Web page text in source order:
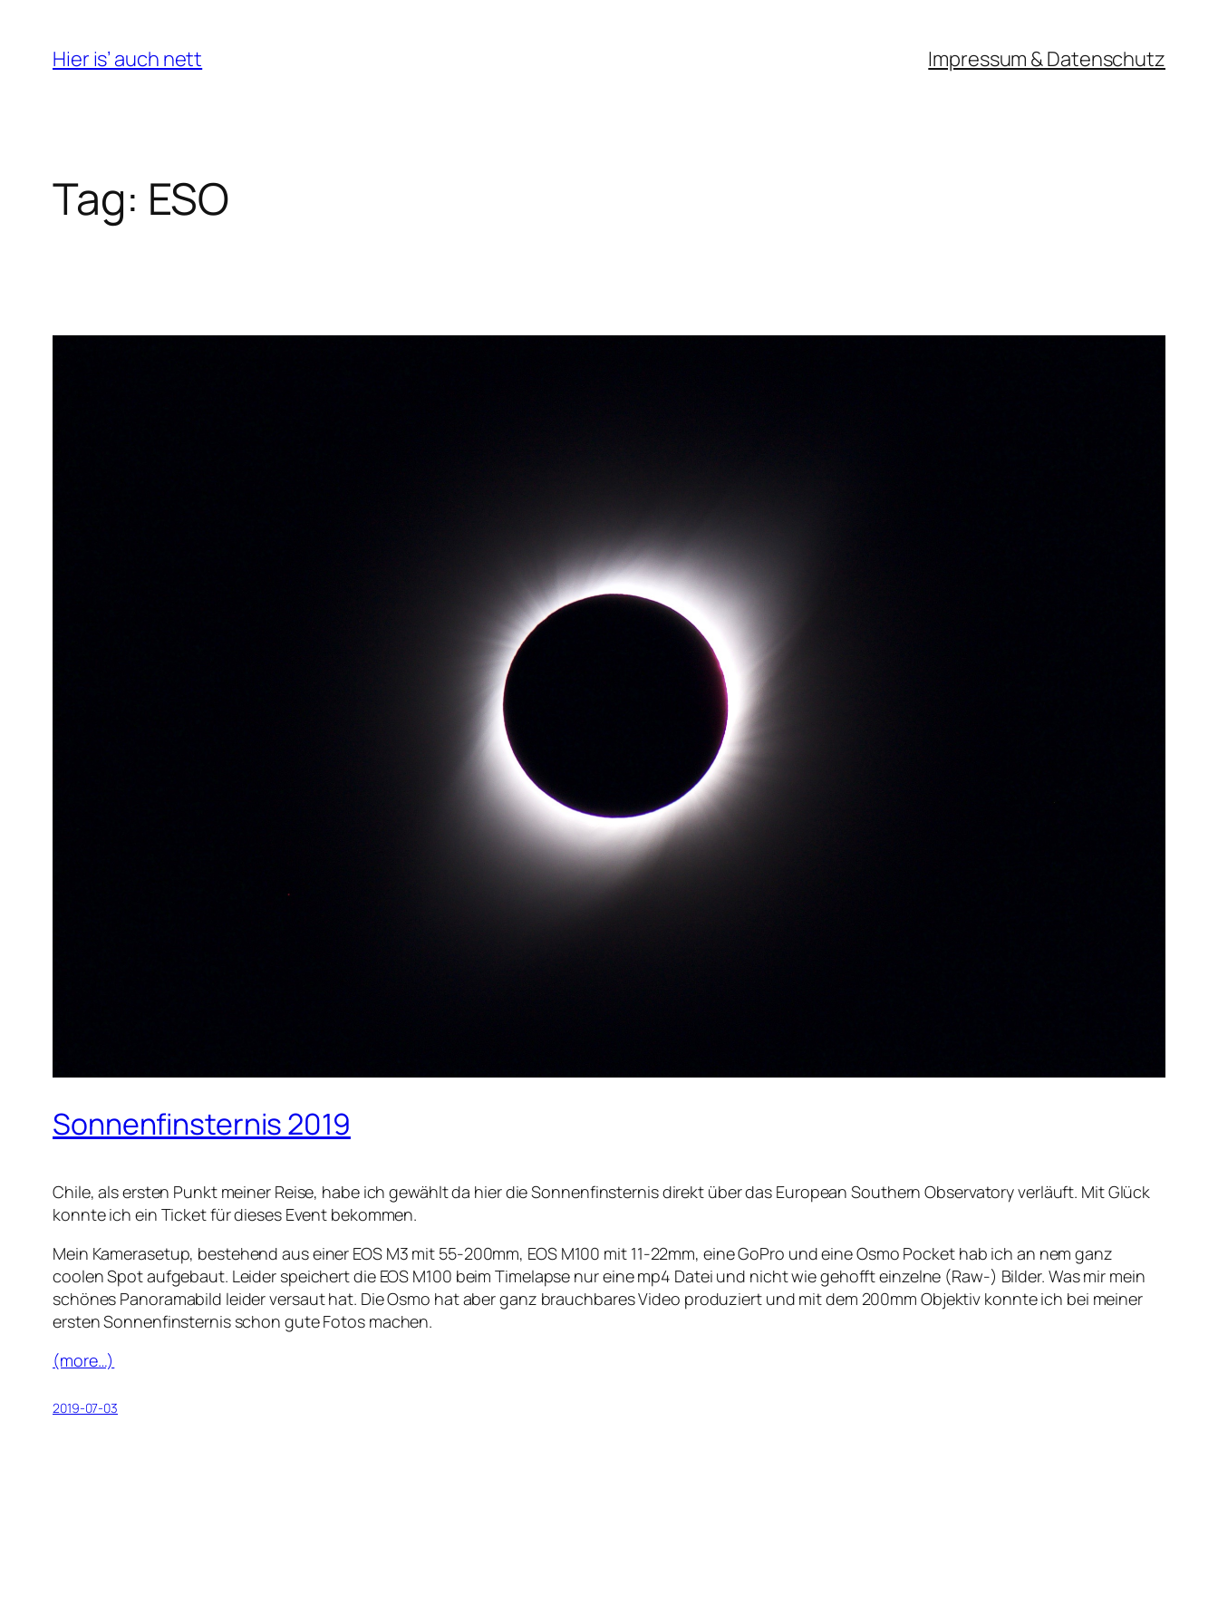
content
Hier is’ auch nett Impressum & Datenschutz
Tag: ESO
Sonnenfinsternis 2019
Chile, als ersten Punkt meiner Reise, habe ich gewählt da hier die Sonnenfinsternis direkt über das European Southern Observatory verläuft. Mit Glück
konnte ich ein Ticket für dieses Event bekommen.
Mein Kamerasetup, bestehend aus einer EOS M3 mit 55-200mm, EOS M100 mit 11-22mm, eine GoPro und eine Osmo Pocket hab ich an nem ganz
coolen Spot aufgebaut. Leider speichert die EOS M100 beim Timelapse nur eine mp4 Datei und nicht wie gehofft einzelne (Raw-) Bilder. Was mir mein
schönes Panoramabild leider versaut hat. Die Osmo hat aber ganz brauchbares Video produziert und mit dem 200mm Objektiv konnte ich bei meiner
ersten Sonnenfinsternis schon gute Fotos machen.
(more…)
2019-07-03